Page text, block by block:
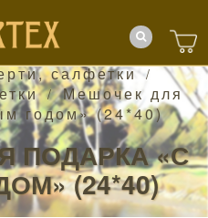
салфетки /
/Мешочек для
годом» (24*40)
ПОДАРКА «С
(24*40)